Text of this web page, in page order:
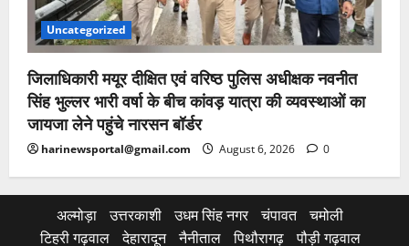
Uncategorized
जिलाधिकारी मयूर दीक्षित एवं वरिष्ठ पुलिस अधीक्षक नवनीत
सिंह भुल्लर भारी वर्षा के बीच कांवड़ यात्रा की व्यवस्थाओं का
जायजा लेने पहुंचे नारसन बॉर्डर
harinewsportal@gmail.com August 6, 2026 0
अल्मोड़ा उत्तरकाशी उधम सिंह नगर चंपावत
चमोली
टिहरी गढ़वाल
देहारादून नैनीताल पिथौरागढ़ पौड़ी गढ़वाल